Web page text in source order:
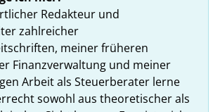
Redakteur und
zahlreicher
meiner früheren
Finanzverwaltung und meiner
Arbeit als Steuerberater lerne
sowohl aus theoretischer als